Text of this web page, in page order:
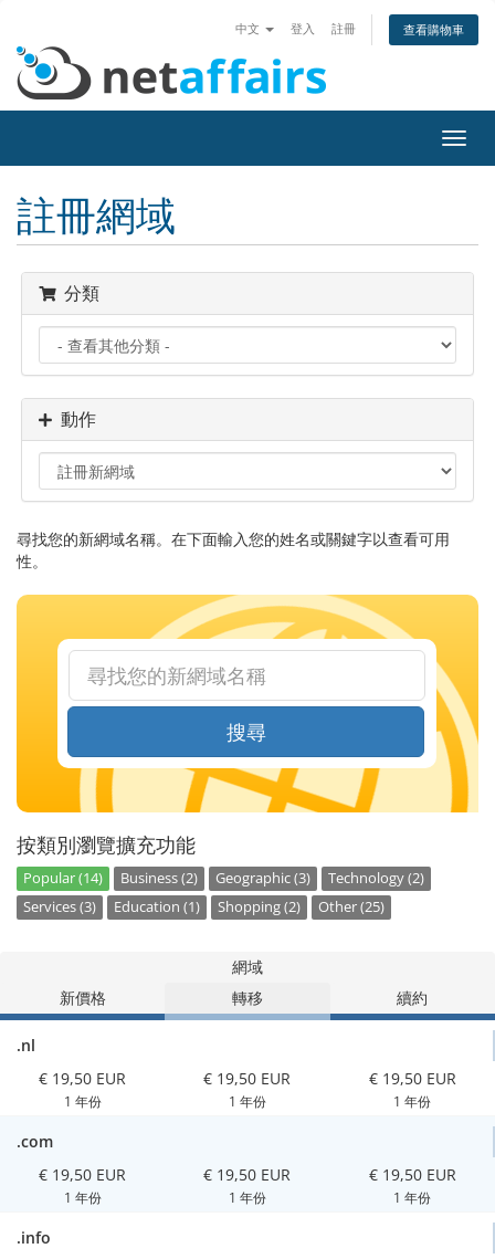
中文 登入 註冊 查看購物車
切
換
註冊網域
分類
動作
尋找您的新網域名稱。在下面輸入您的姓名或關鍵字以查看可用
性。
搜尋
按類別瀏覽擴充功能
Popular (14) Business (2) Geographic (3)
Technology (2)
Services (3)
Education (1) Shopping (2) Other (25)
網域
新價格
轉移 續約
.nl
€ 19,50 EUR
1 年份
€ 19,50 EUR
1 年份
€ 19,50 EUR
1 年份
.com
€ 19,50 EUR
1 年份
€ 19,50 EUR
1 年份
€ 19,50 EUR
1 年份
.info